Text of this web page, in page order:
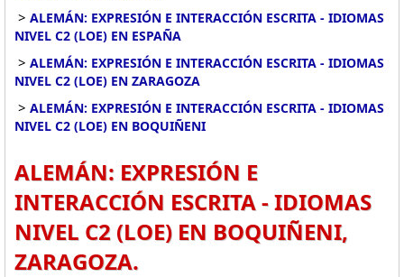
> ALEMÁN: EXPRESIÓN E INTERACCIÓN ESCRITA - IDIOMAS
NIVEL C2 (LOE) EN ESPAÑA
> ALEMÁN: EXPRESIÓN E INTERACCIÓN ESCRITA - IDIOMAS
NIVEL C2 (LOE) EN ZARAGOZA
> ALEMÁN: EXPRESIÓN E INTERACCIÓN ESCRITA - IDIOMAS
NIVEL C2 (LOE) EN BOQUIÑENI
ALEMÁN: EXPRESIÓN E
INTERACCIÓN ESCRITA - IDIOMAS
NIVEL C2 (LOE) EN BOQUIÑENI,
ZARAGOZA.